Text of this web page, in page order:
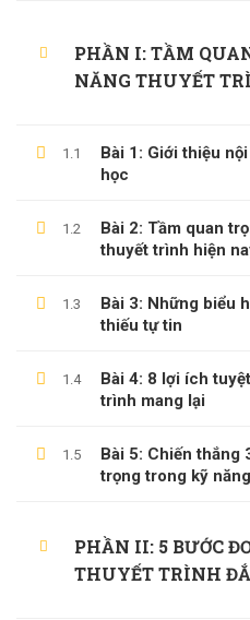
Kỹ Năng Thuyết Trình Chuyên Nghiệp
PHẦN I: TẦM
NĂNG THUYẾT
1.1
Bài 1: Giới thiệu
học
1.2
Bài 2: Tầm quan
thuyết trình hiện
1.3
Bài 3: Những biểu
thiếu tự tin
1.4
Bài 4: 8 lợi ích
trình mang lại
1.5
Bài 5: Chiến thắng
trọng trong kỹ
PHẦN II: 5 BƯỚC
THUYẾT TRÌNH
ALL COURSES
CÔNG NGHỆ THÔNG TIN
KINH DOANH
PHÁT TRIỂN BẢN THÂN
LATEST COURSES
Thần Số Học – Sinh Trắc
500,000 ₫99,000 ₫